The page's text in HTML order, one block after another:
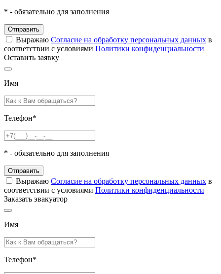
* - обязательно для заполнения
Отправить
Выражаю Согласие на обработку персональных данных в
соответствии с условиями Политики конфиденциальности
Оставить заявку
Имя
Телефон*
* - обязательно для заполнения
Отправить
Выражаю Согласие на обработку персональных данных в
соответствии с условиями Политики конфиденциальности
Заказать эвакуатор
Имя
Телефон*